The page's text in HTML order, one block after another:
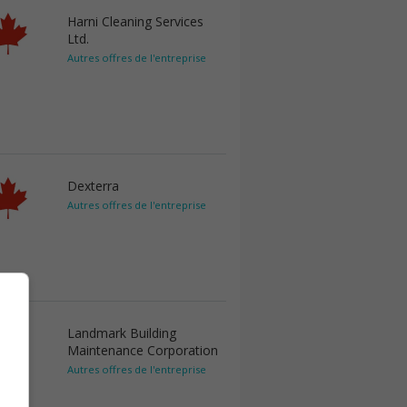
Harni Cleaning Services
Ltd.
Autres offres de l'entreprise
Dexterra
Autres offres de l'entreprise
Landmark Building
Maintenance Corporation
Autres offres de l'entreprise